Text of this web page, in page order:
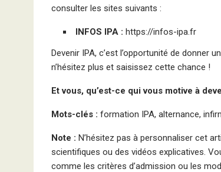
consulter les sites suivants :
INFOS IPA : https://infos-ipa.fr
Devenir IPA, c’est l’opportunité de donner
n’hésitez plus et saisissez cette chance !
Et vous, qu’est-ce qui vous motive à
Mots-clés : formation IPA, alternance,
Note : N’hésitez pas à personnaliser cet
scientifiques ou des vidéos explicatives.
comme les critères d’admission ou les